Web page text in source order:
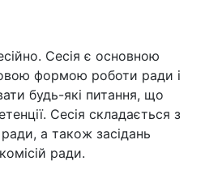
Сесія є основною
формою роботи ради і
будь-які питання, що
Сесія складається з
а також засідань
ради.